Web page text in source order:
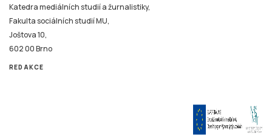
Katedra mediálních studií a žurnalistiky,
Fakulta sociálních studií MU,
Joštova 10,
602 00 Brno
REDAKCE